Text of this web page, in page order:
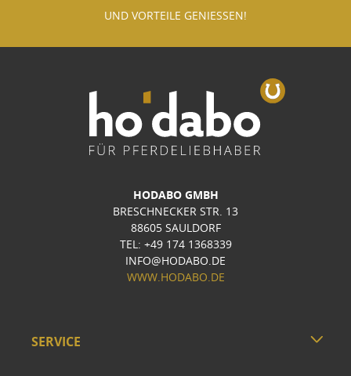
UND VORTEILE GENIESSEN!
HODABO GMBH
BRESCHNECKER STR. 13
88605 SAULDORF
TEL: +49 174 1368339
INFO@HODABO.DE
WWW.HODABO.DE
SERVICE